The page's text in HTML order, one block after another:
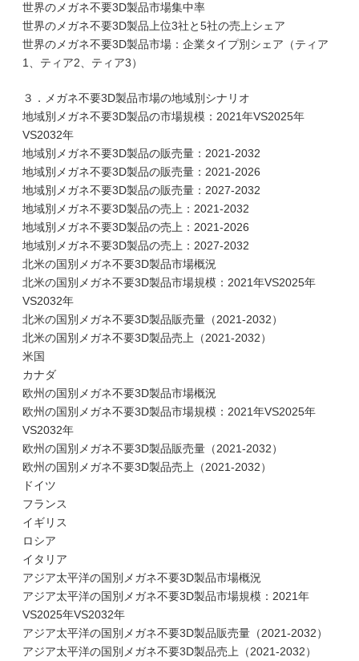
世界のメガネ不要3D製品市場集中率
世界のメガネ不要3D製品上位3社と5社の売上シェア
世界のメガネ不要3D製品市場：企業タイプ別シェア（ティア
1、ティア2、ティア3）
３．メガネ不要3D製品市場の地域別シナリオ
地域別メガネ不要3D製品の市場規模：2021年VS2025年
VS2032年
地域別メガネ不要3D製品の販売量：2021-2032
地域別メガネ不要3D製品の販売量：2021-2026
地域別メガネ不要3D製品の販売量：2027-2032
地域別メガネ不要3D製品の売上：2021-2032
地域別メガネ不要3D製品の売上：2021-2026
地域別メガネ不要3D製品の売上：2027-2032
北米の国別メガネ不要3D製品市場概況
北米の国別メガネ不要3D製品市場規模：2021年VS2025年
VS2032年
北米の国別メガネ不要3D製品販売量（2021-2032）
北米の国別メガネ不要3D製品売上（2021-2032）
米国
カナダ
欧州の国別メガネ不要3D製品市場概況
欧州の国別メガネ不要3D製品市場規模：2021年VS2025年
VS2032年
欧州の国別メガネ不要3D製品販売量（2021-2032）
欧州の国別メガネ不要3D製品売上（2021-2032）
ドイツ
フランス
イギリス
ロシア
イタリア
アジア太平洋の国別メガネ不要3D製品市場概況
アジア太平洋の国別メガネ不要3D製品市場規模：2021年
VS2025年VS2032年
アジア太平洋の国別メガネ不要3D製品販売量（2021-2032）
アジア太平洋の国別メガネ不要3D製品売上（2021-2032）